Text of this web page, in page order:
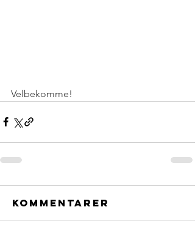
Velbekomme!
Kommentarer